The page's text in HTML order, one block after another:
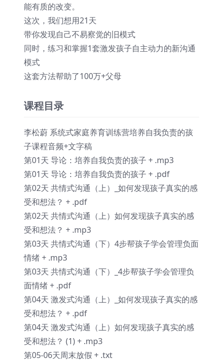
能有质的改变。
这次，我们想用21天
带你发现自己不易察觉的旧模式
同时，练习和掌握1套激发孩子自主动力的新沟通
模式
这套方法帮助了100万+父母
课程目录
李松蔚 系统式家庭养育训练营培养自我负责的孩
子课程音频+文字稿
第01天 导论：培养自我负责的孩子 + .mp3
第01天 导论：培养自我负责的孩子 + .pdf
第02天 共情式沟通（上）_如何发现孩子真实的感
受和想法？ + .pdf
第02天 共情式沟通（上）如何发现孩子真实的感
受和想法？ + .mp3
第03天 共情式沟通（下）4步帮孩子学会管理负面
情绪 + .mp3
第03天 共情式沟通（下）_4步帮孩子学会管理负
面情绪 + .pdf
第04天 激发式沟通（上）_如何发现孩子真实的感
受和想法？ + .pdf
第04天 激发式沟通（上）如何发现孩子真实的感
受和想法？ (1) + .mp3
第05-06天周末放假 + .txt